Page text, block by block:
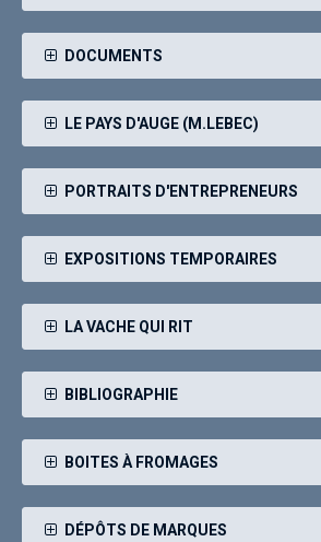
DOCUMENTS
LE PAYS D'AUGE (M.LEBEC)
PORTRAITS D'ENTREPRENEURS
EXPOSITIONS TEMPORAIRES
LA VACHE QUI RIT
BIBLIOGRAPHIE
BOITES À FROMAGES
DÉPÔTS DE MARQUES